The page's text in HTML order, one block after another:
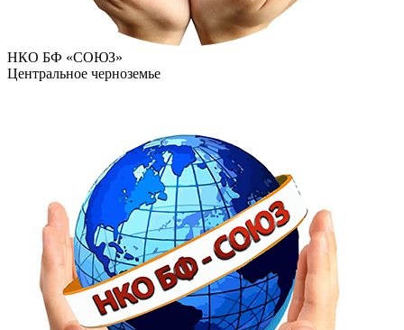
НКО БФ «СОЮЗ»
Центральное черноземье